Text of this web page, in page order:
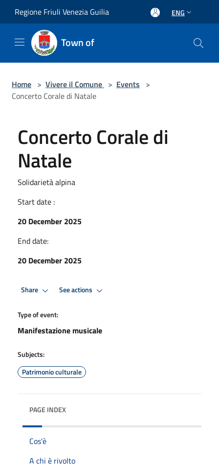
Regione Friuli Venezia Guilia ENG
Town of
Home > Vivere il Comune > Events >
Concerto Corale di Natale
Concerto Corale di
Natale
Solidarietà alpina
Start date :
20 December 2025
End date:
20 December 2025
Share See actions
Type of event:
Manifestazione musicale
Subjects:
Patrimonio culturale
PAGE INDEX
Cos'è
A chi è rivolto